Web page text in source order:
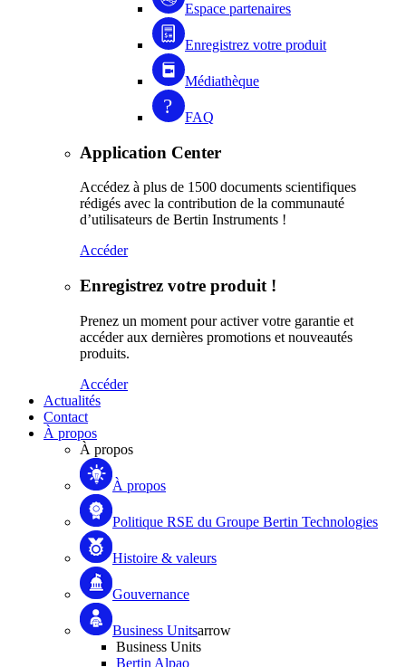
Espace partenaires
Enregistrez votre produit
Médiathèque
FAQ
Application Center
Accédez à plus de 1500 documents scientifiques
rédigés avec la contribution de la communauté
d’utilisateurs de Bertin Instruments !
Accéder
Enregistrez votre produit !
Prenez un moment pour activer votre garantie et
accéder aux dernières promotions et nouveautés
produits.
Accéder
Actualités
Contact
À propos
À propos
À propos
Politique RSE du Groupe Bertin Technologies
Histoire & valeurs
Gouvernance
Business Unitsarrow
Business Units
Bertin Alpao